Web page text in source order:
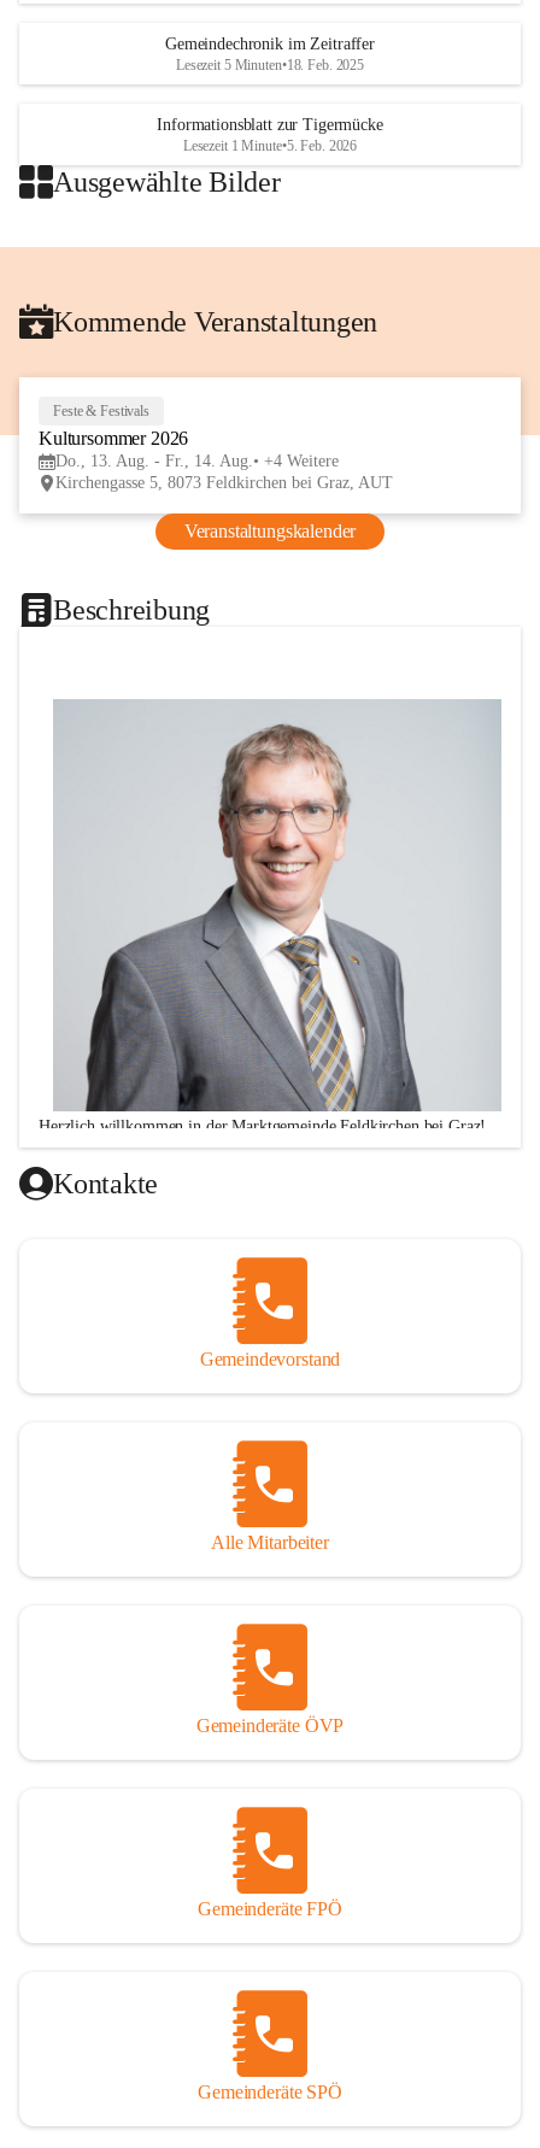
Gemeindechronik im Zeitraffer
Lesezeit 5 Minuten•18. Feb. 2025
Informationsblatt zur Tigermücke
Lesezeit 1 Minute•5. Feb. 2026
Ausgewählte Bilder
+2
Kommende Veranstaltungen
Feste & Festivals
Kultursommer 2026
Do., 13. Aug. - Fr., 14. Aug.
+4 Weitere
Kirchengasse 5, 8073 Feldkirchen bei Graz, AUT
Veranstaltungskalender
Beschreibung
Herzlich willkommen in der Marktgemeinde Feldkirchen bei Graz!
Ich freue mich über Ihren Besuch auf unserer CITIES-Seite
und hoffe, dass wir Ihnen mit unseren Informationen zu
können. Darüber hinaus stehe ich Ihnen zu meinen
Sprechstunden, Montag von 16.00 bis 18.00 Uhr und
Donnerstag von 10.00 - 12.00 Uhr sowie nach telefonischer
Terminvereinbarung, jederzeit für persönliche Anfragen zur
Kontakte
Gemeindevorstand
Alle Mitarbeiter
Gemeinderäte ÖVP
Gemeinderäte FPÖ
Gemeinderäte SPÖ